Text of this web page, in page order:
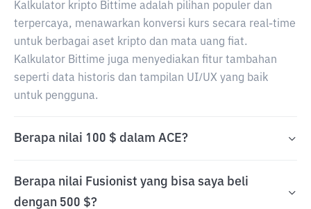
Kalkulator kripto Bittime adalah pilihan populer dan
terpercaya, menawarkan konversi kurs secara real-time
untuk berbagai aset kripto dan mata uang fiat.
Kalkulator Bittime juga menyediakan fitur tambahan
seperti data historis dan tampilan UI/UX yang baik
untuk pengguna.
Berapa nilai 100 $ dalam ACE?
Berapa nilai Fusionist yang bisa saya beli
dengan 500 $?